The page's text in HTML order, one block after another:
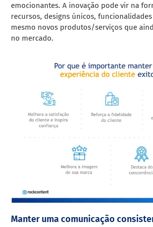
emocionantes. A inovação pode vir na
recursos, designs únicos,
mesmo novos produtos/serviços que
no mercado.
Manter uma comunicação